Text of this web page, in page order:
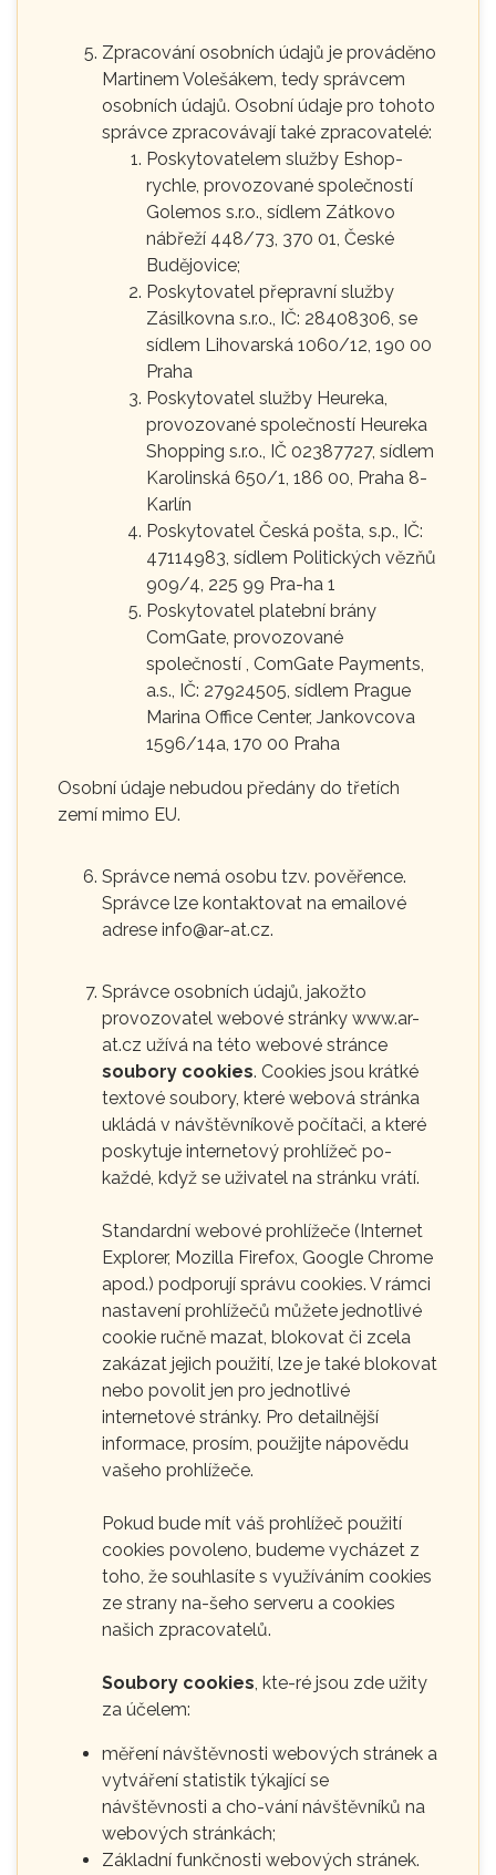
Zpracování osobních údajů je prováděno
Martinem Volešákem, tedy správcem
osobních údajů. Osobní údaje pro tohoto
správce zpracovávají také zpracovatelé:
Poskytovatelem služby Eshop-
rychle, provozované společností
Golemos s.r.o., sídlem Zátkovo
nábřeží 448/73, 370 01, České
Budějovice;
Poskytovatel přepravní služby
Zásilkovna s.r.o., IČ: 28408306, se
sídlem Lihovarská 1060/12, 190 00
Praha
Poskytovatel služby Heureka,
provozované společností Heureka
Shopping s.r.o., IČ 02387727, sídlem
Karolinská 650/1, 186 00, Praha 8-
Karlín
Poskytovatel Česká pošta, s.p., IČ:
47114983, sídlem Politických vězňů
909/4, 225 99 Pra-ha 1
Poskytovatel platební brány
ComGate, provozované
společností , ComGate Payments,
a.s., IČ: 27924505, sídlem Prague
Marina Office Center, Jankovcova
1596/14a, 170 00 Praha
Osobní údaje nebudou předány do třetích
zemí mimo EU.
Správce nemá osobu tzv. pověřence.
Správce lze kontaktovat na emailové
adrese info@ar-at.cz.
Správce osobních údajů, jakožto
provozovatel webové stránky www.ar-
at.cz užívá na této webové stránce
soubory cookies. Cookies jsou krátké
textové soubory, které webová stránka
ukládá v návštěvníkově počítači, a které
poskytuje internetový prohlížeč po-
každé, když se uživatel na stránku vrátí.
Standardní webové prohlížeče (Internet
Explorer, Mozilla Firefox, Google Chrome
apod.) podporují správu cookies. V rámci
nastavení prohlížečů můžete jednotlivé
cookie ručně mazat, blokovat či zcela
zakázat jejich použití, lze je také blokovat
nebo povolit jen pro jednotlivé
internetové stránky. Pro detailnější
informace, prosím, použijte nápovědu
vašeho prohlížeče.
Pokud bude mít váš prohlížeč použití
cookies povoleno, budeme vycházet z
toho, že souhlasíte s využíváním cookies
ze strany na-šeho serveru a cookies
našich zpracovatelů.
Soubory cookies, kte-ré jsou zde užity
za účelem:
měření návštěvnosti webových stránek a
vytváření statistik týkající se
návštěvnosti a cho-vání návštěvníků na
webových stránkách;
Základní funkčnosti webových stránek.